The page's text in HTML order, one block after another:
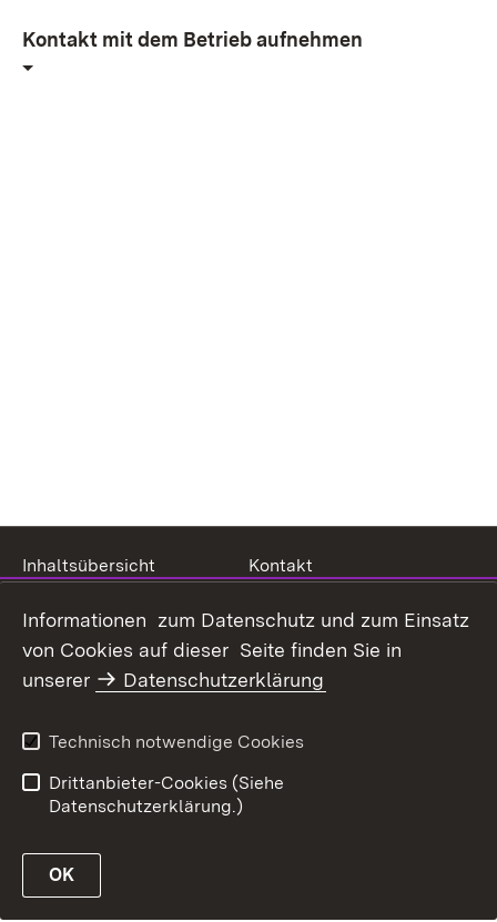
Kontakt mit dem Betrieb aufnehmen
Link zur Website des MLR Baden-Württemberg
Inhaltsübersicht
Kontakt
Barrierefreiheit
Benutzungshinweise Impressum
Informationen zum Datenschutz und zum Einsatz
von Cookies auf dieser Seite finden Sie in
unserer
Datenschutzerklärung
Technisch notwendige Cookies
Drittanbieter-Cookies (Siehe
Datenschutzerklärung.)
OK